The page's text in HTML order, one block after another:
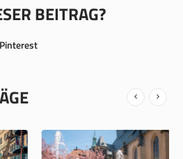
BEITRAG?
Pinterest